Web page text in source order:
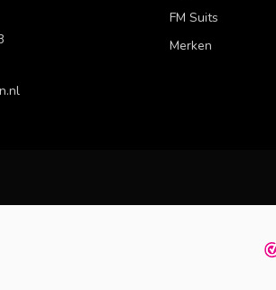
FM Suits
Merken